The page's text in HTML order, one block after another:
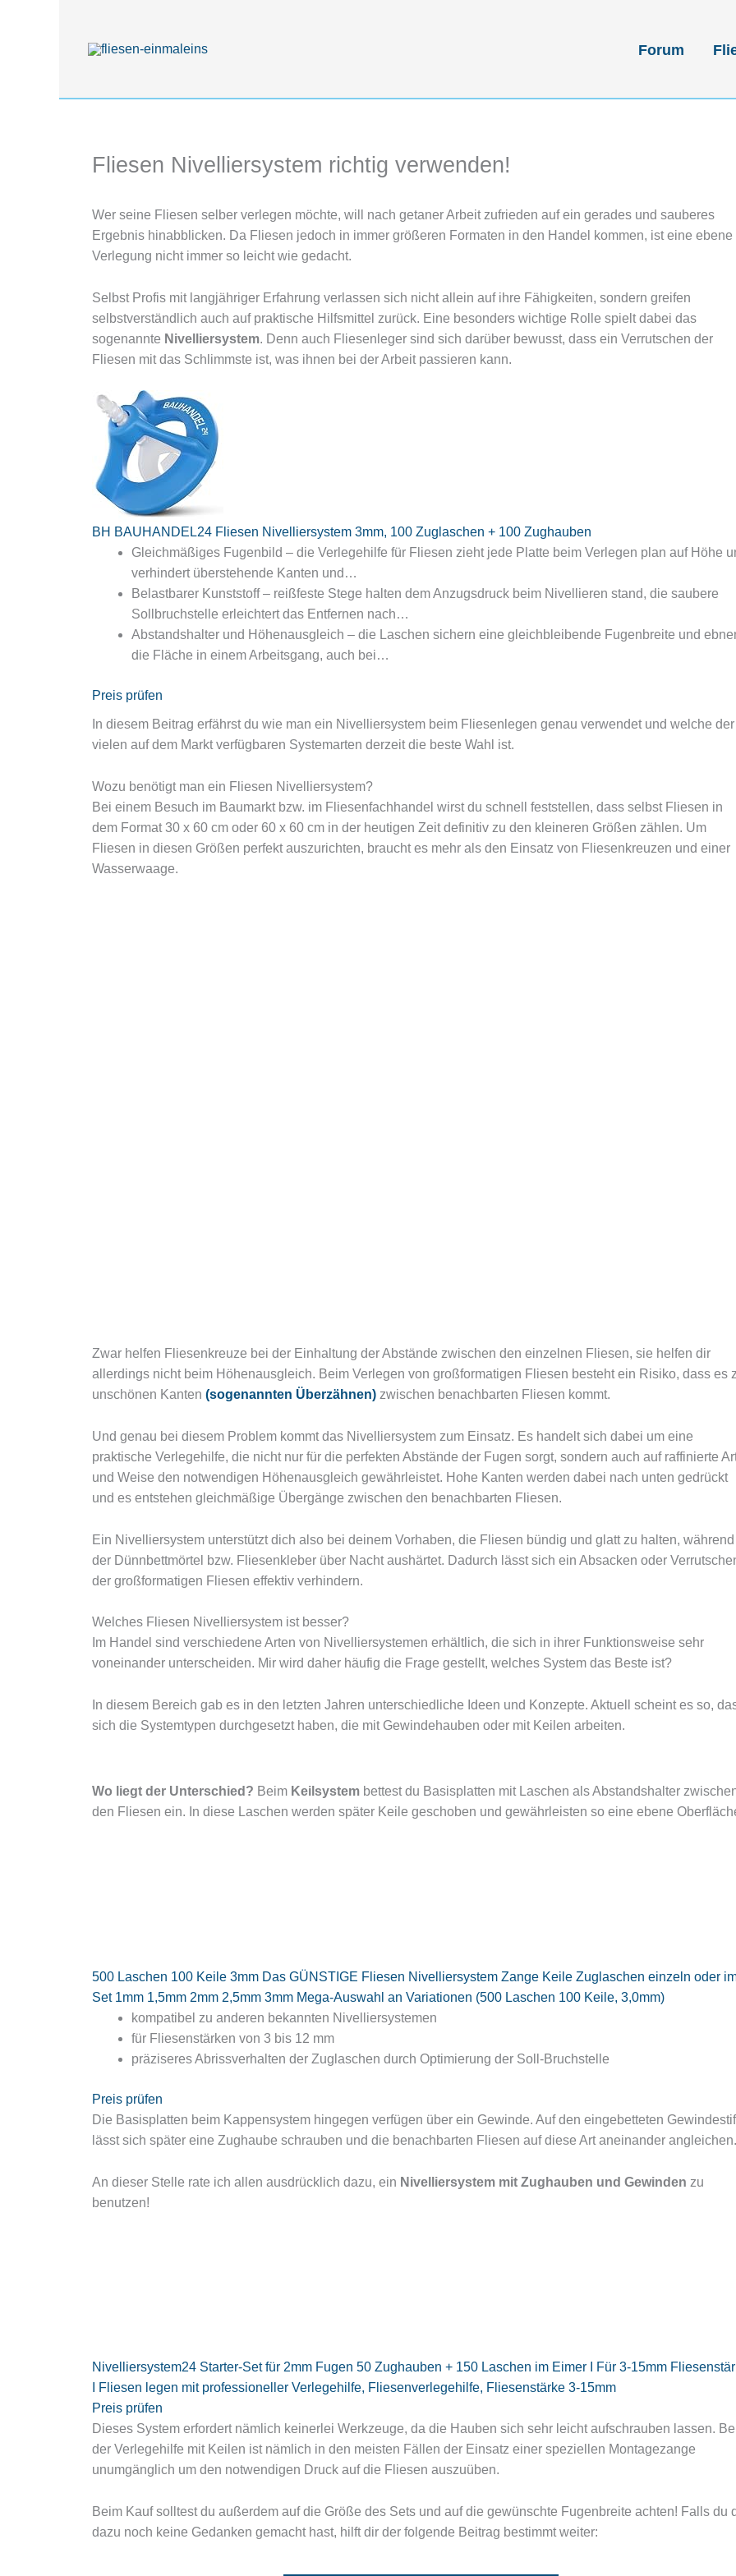
Forum
Fliesen Nivelliersystem richtig verwenden!
Wer seine Fliesen selber verlegen möchte, will nach getaner Arbeit zufrieden auf ein gerades und sauberes
Ergebnis hinabblicken. Da Fliesen jedoch in immer größeren Formaten in den Handel kommen, ist eine ebene
Verlegung nicht immer so leicht wie gedacht.
Selbst Profis mit langjähriger Erfahrung verlassen sich nicht allein auf ihre Fähigkeiten, sondern greifen
selbstverständlich auch auf praktische Hilfsmittel zurück. Eine besonders wichtige Rolle spielt dabei das
sogenannte Nivelliersystem. Denn auch Fliesenleger sind sich darüber bewusst, dass ein Verrutschen der
Fliesen mit das Schlimmste ist, was ihnen bei der Arbeit passieren kann.
BH BAUHANDEL24 Fliesen Nivelliersystem 3mm, 100 Zuglaschen + 100 Zughauben
Gleichmäßiges Fugenbild – die Verlegehilfe für Fliesen zieht jede Platte beim Verlegen plan auf Höhe
verhindert überstehende Kanten und…
Belastbarer Kunststoff – reißfeste Stege halten dem Anzugsdruck beim Nivellieren stand, die saubere
Sollbruchstelle erleichtert das Entfernen nach…
Abstandshalter und Höhenausgleich – die Laschen sichern eine gleichbleibende Fugenbreite und
die Fläche in einem Arbeitsgang, auch bei…
Preis prüfen
In diesem Beitrag erfährst du wie man ein Nivelliersystem beim Fliesenlegen genau verwendet und welche der
vielen auf dem Markt verfügbaren Systemarten derzeit die beste Wahl ist.
Wozu benötigt man ein Fliesen Nivelliersystem?
Bei einem Besuch im Baumarkt bzw. im Fliesenfachhandel wirst du schnell feststellen, dass selbst Fliesen in
dem Format 30 x 60 cm oder 60 x 60 cm in der heutigen Zeit definitiv zu den kleineren Größen zählen. Um
Fliesen in diesen Größen perfekt auszurichten, braucht es mehr als den Einsatz von Fliesenkreuzen und einer
Wasserwaage.
Zwar helfen Fliesenkreuze bei der Einhaltung der Abstände zwischen den einzelnen Fliesen, sie helfen dir
allerdings nicht beim Höhenausgleich. Beim Verlegen von großformatigen Fliesen besteht ein Risiko, dass es
unschönen Kanten (sogenannten Überzähnen) zwischen benachbarten Fliesen kommt.
Und genau bei diesem Problem kommt das Nivelliersystem zum Einsatz. Es handelt sich dabei um eine
praktische Verlegehilfe, die nicht nur für die perfekten Abstände der Fugen sorgt, sondern auch auf raffinierte
und Weise den notwendigen Höhenausgleich gewährleistet. Hohe Kanten werden dabei nach unten gedrückt
und es entstehen gleichmäßige Übergänge zwischen den benachbarten Fliesen.
Ein Nivelliersystem unterstützt dich also bei deinem Vorhaben, die Fliesen bündig und glatt zu halten, während
der Dünnbettmörtel bzw. Fliesenkleber über Nacht aushärtet. Dadurch lässt sich ein Absacken oder
der großformatigen Fliesen effektiv verhindern.
Welches Fliesen Nivelliersystem ist besser?
Im Handel sind verschiedene Arten von Nivelliersystemen erhältlich, die sich in ihrer Funktionsweise sehr
voneinander unterscheiden. Mir wird daher häufig die Frage gestellt, welches System das Beste ist?
In diesem Bereich gab es in den letzten Jahren unterschiedliche Ideen und Konzepte. Aktuell scheint es so,
sich die Systemtypen durchgesetzt haben, die mit Gewindehauben oder mit Keilen arbeiten.
Wo liegt der Unterschied? Beim Keilsystem bettest du Basisplatten mit Laschen als Abstandshalter
den Fliesen ein. In diese Laschen werden später Keile geschoben und gewährleisten so eine ebene
500 Laschen 100 Keile 3mm Das GÜNSTIGE Fliesen Nivelliersystem Zange Keile Zuglaschen einzeln oder
Set 1mm 1,5mm 2mm 2,5mm 3mm Mega-Auswahl an Variationen (500 Laschen 100 Keile, 3,0mm)
kompatibel zu anderen bekannten Nivelliersystemen
für Fliesenstärken von 3 bis 12 mm
präziseres Abrissverhalten der Zuglaschen durch Optimierung der Soll-Bruchstelle
Preis prüfen
Die Basisplatten beim Kappensystem hingegen verfügen über ein Gewinde. Auf den eingebetteten
lässt sich später eine Zughaube schrauben und die benachbarten Fliesen auf diese Art aneinander angleichen.
An dieser Stelle rate ich allen ausdrücklich dazu, ein Nivelliersystem mit Zughauben und Gewinden zu
benutzen!
Nivelliersystem24 Starter-Set für 2mm Fugen 50 Zughauben + 150 Laschen im Eimer I Für 3-15mm
I Fliesen legen mit professioneller Verlegehilfe, Fliesenverlegehilfe, Fliesenstärke 3-15mm
Preis prüfen
Dieses System erfordert nämlich keinerlei Werkzeuge, da die Hauben sich sehr leicht aufschrauben lassen.
der Verlegehilfe mit Keilen ist nämlich in den meisten Fällen der Einsatz einer speziellen Montagezange
unumgänglich um den notwendigen Druck auf die Fliesen auszuüben.
Beim Kauf solltest du außerdem auf die Größe des Sets und auf die gewünschte Fugenbreite achten! Falls du
dazu noch keine Gedanken gemacht hast, hilft dir der folgende Beitrag bestimmt weiter: